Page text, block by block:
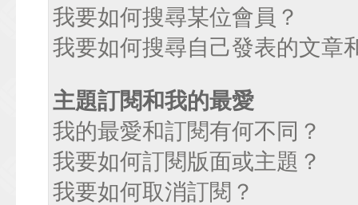
我要如何搜尋某位會員？
我要如何搜尋自己發表的文章
主題訂閱和我的最愛
我的最愛和訂閱有何不同？
我要如何訂閱版面或主題？
我要如何取消訂閱？